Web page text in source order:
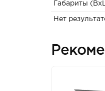
Габариты
Нет